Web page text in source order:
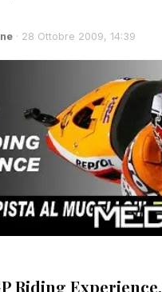
· 28 Ottobre 2009, 14:39
Riding Experience,